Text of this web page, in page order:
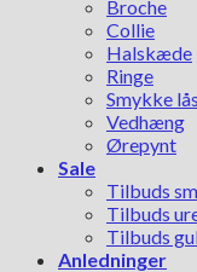
Broche
Collie
Halskæde
Ringe
Smykke
Vedhæng
Ørepynt
Sale
Tilbuds
Tilbuds
Tilbuds
Anledninger